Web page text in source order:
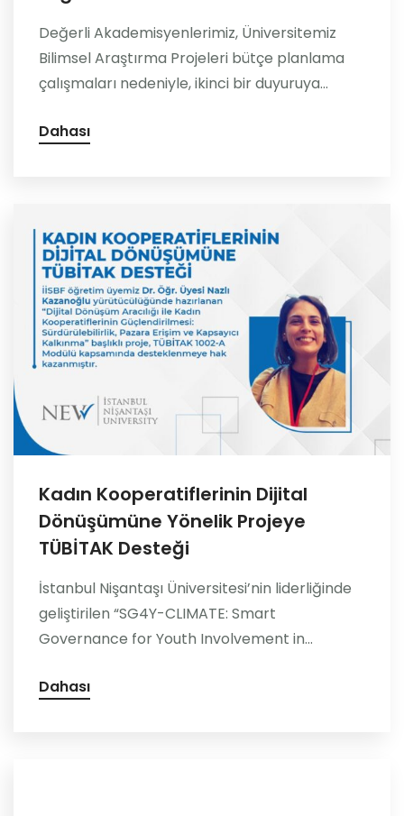
Değerli Akademisyenlerimiz, Üniversitemiz
Bilimsel Araştırma Projeleri bütçe planlama
çalışmaları nedeniyle, ikinci bir duyuruya...
Dahası
Kadın Kooperatiflerinin Dijital
Dönüşümüne Yönelik Projeye
TÜBİTAK Desteği
İstanbul Nişantaşı Üniversitesi’nin liderliğinde
geliştirilen “SG4Y-CLIMATE: Smart
Governance for Youth Involvement in...
Dahası